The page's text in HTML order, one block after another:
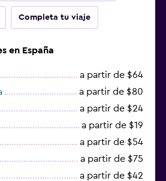
Completa tu viaje
en España
a partir de $64
a partir de $80
a partir de $24
a partir de $19
a partir de $54
a partir de $75
a partir de $42